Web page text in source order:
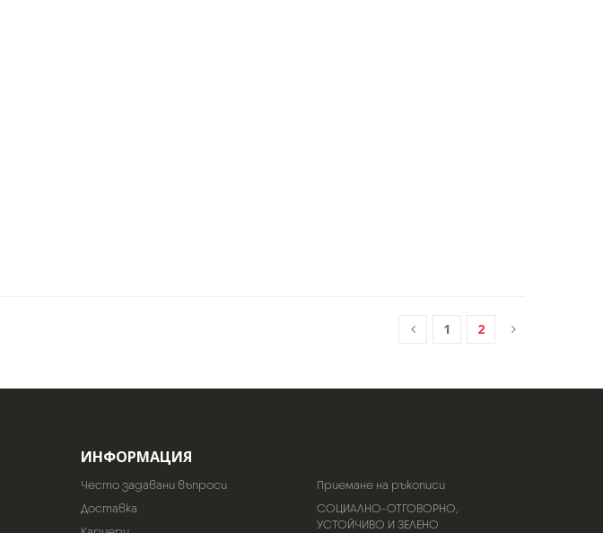
1 2
ИНФОРМАЦИЯ
Често задавани въпроси
Доставка
Приемане на ръкописи
СОЦИАЛНО-ОТГОВОРНО,
УСТОЙЧИВО И ЗЕЛЕНО